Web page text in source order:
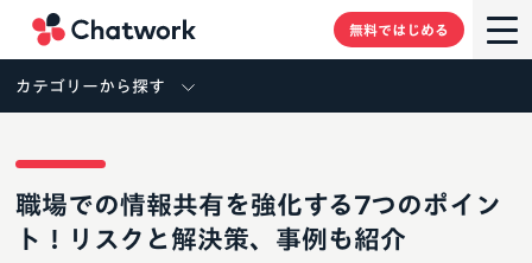
無料ではじめる
カテゴリーから探す
職場での情報共有を強化する7つのポイン
ト！リスクと解決策、事例も紹介